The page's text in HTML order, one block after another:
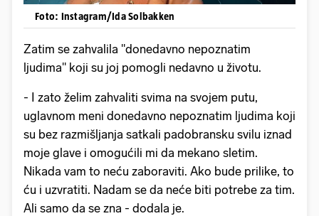
Foto: Instagram/Ida Solbakken
Zatim se zahvalila "donedavno nepoznatim
ljudima" koji su joj pomogli nedavno u životu.
- I zato želim zahvaliti svima na svojem putu,
uglavnom meni donedavno nepoznatim ljudima koji
su bez razmišljanja satkali padobransku svilu iznad
moje glave i omogućili mi da mekano sletim.
Nikada vam to neću zaboraviti. Ako bude prilike, to
ću i uzvratiti. Nadam se da neće biti potrebe za tim.
Ali samo da se zna - dodala je.